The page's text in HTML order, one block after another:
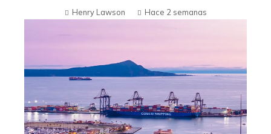
Henry Lawson Hace 2 semanas